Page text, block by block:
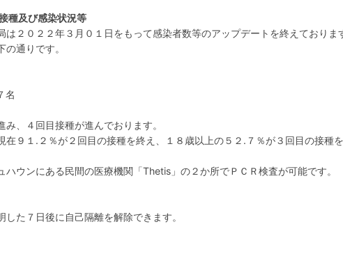
種及び感染状況等
は２０２２年３月０１日をもって感染者数等のアップデートを終えておりま
通りです。
名
、４回目接種が進んでおります。
在９１.２％が２回目の接種を終え、１８歳以上の５２.７％が３回目の接種
ウンにある民間の医療機関「Thetis」の２か所でＰＣＲ検査が可能です。
た７日後に自己隔離を解除できます。